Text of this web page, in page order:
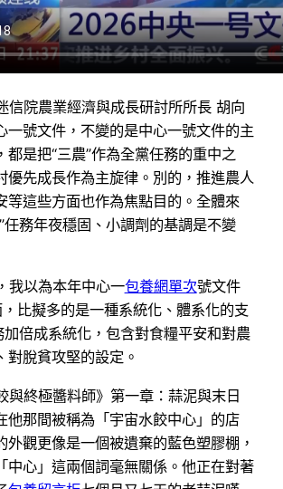
信院農業經濟與成長研討所所長 胡向
一號文件，不變的是中心一號文件的主
都是把“三農”作為全黨任務的重中之
優先成長作為主旋律。別的，推進農人
等這些方面也作為焦點目的。全體來
任務年夜穩固、小調劑的基調是不變
我以為本年中心一包養網單次號文件
，比擬多的是一種系統化、體系化的支
加倍成系統化，包含對食糧平安和對農
對脫貧攻堅的設定。
與終極醬料師》第一章：蒜泥與末日
他那間被稱為「宇宙水餃中心」的店
外觀更像是一個被遺棄的藍色塑膠棚，
中心」這兩個詞毫無關係。他正在對著